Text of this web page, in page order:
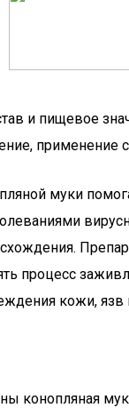
и пищевое
применение
муки
процесс
кожи, язв
конопляная